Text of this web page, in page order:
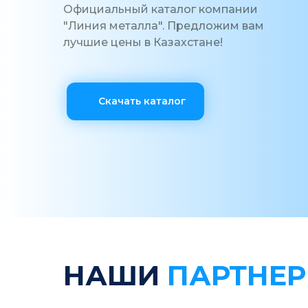
Скачать каталог
Официальный каталог компании
"Линия металла". Предложим вам
лучшие цены в Казахстане!
НАШИ